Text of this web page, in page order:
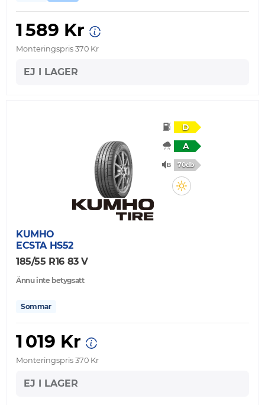
1 589 Kr
Monteringspris 370 Kr
EJ I LAGER
D
A
70db
KUMHO
ECSTA HS52
185/55 R16 83 V
Ännu inte betygsatt
Sommar
1 019 Kr
Monteringspris 370 Kr
EJ I LAGER